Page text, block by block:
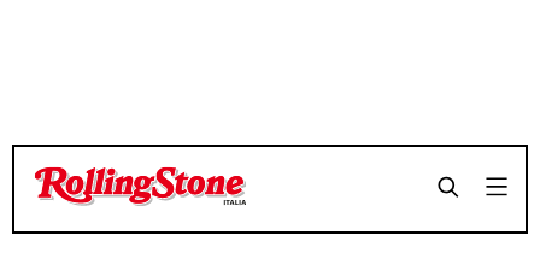
TEMPO DI LETTURA 3 MINUTI
TEMPO DI LETTURA 3 MINUTI